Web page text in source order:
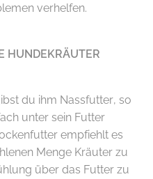
verhelfen.
HUNDEKRÄUTER
du ihm Nassfutter, so
unter sein Futter
empfiehlt es
Menge Kräuter zu
über das Futter zu